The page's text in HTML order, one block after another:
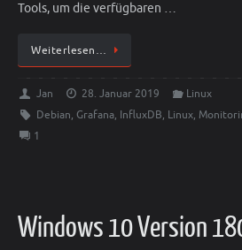
Tools, um die verfügbaren …
Weiterlesen…
Jan 28. Januar 2019
Linux
Debian, Grafana, InfluxDB, Linux,
1
Windows 10 Version